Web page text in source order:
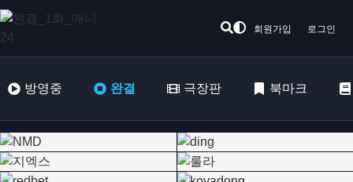
회원가입 로그인
방영중 완결 극장판 북마크